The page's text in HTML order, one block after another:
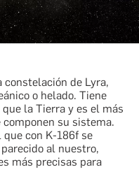
constelación de Lyra,
o helado. Tiene
la Tierra y es el más
su sistema.
que con K-186f se
al nuestro,
más precisas para